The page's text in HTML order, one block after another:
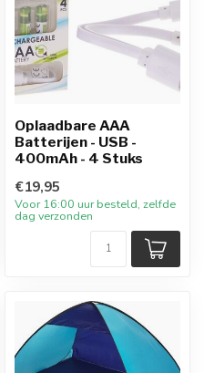
Oplaadbare AAA
Batterijen - USB -
400mAh - 4 Stuks
€19,95
Voor 16:00 uur besteld, zelfde
dag verzonden